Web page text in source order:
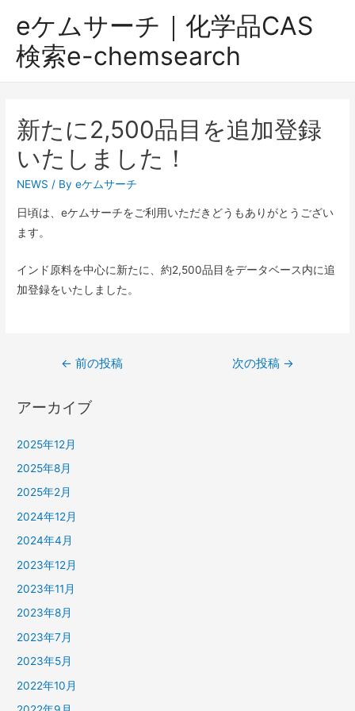
eケムサーチ｜化学品CAS
検索e-chemsearch
新たに2,500品目を追加登録
いたしました！
NEWS / Byeケムサーチ
日頃は、eケムサーチをご利用いただきどうもありがとうござい
ます。
インド原料を中心に新たに、約2,500品目をデータベース内に追
加登録をいたしました。
ナ
ビ
ゲ
ー
シ
ョ
ン
← 前の投稿 次の投稿 →
アーカイブ
2025年12月
2025年8月
2025年2月
2024年12月
2024年4月
2023年12月
2023年11月
2023年8月
2023年7月
2023年5月
2022年10月